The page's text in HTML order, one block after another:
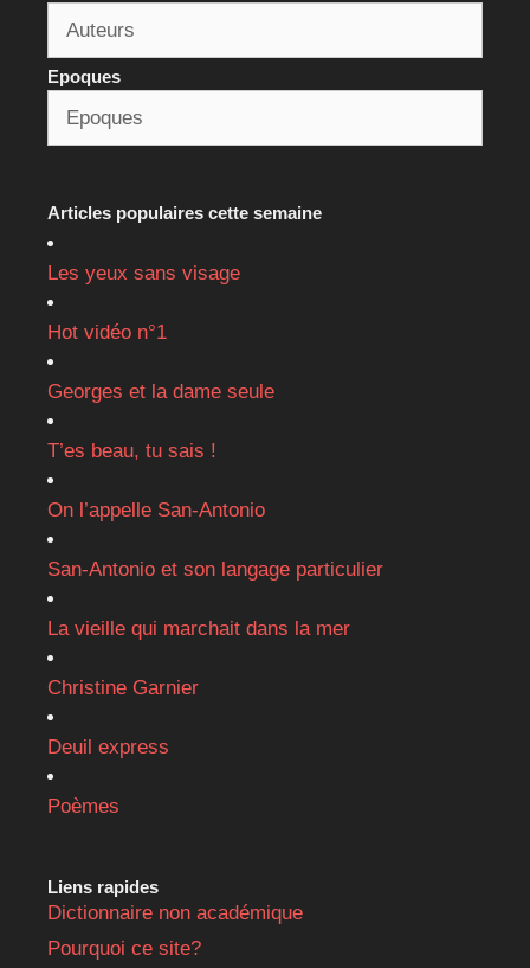
Epoques
Articles populaires cette semaine
Les yeux sans visage
Hot vidéo n°1
Georges et la dame seule
T’es beau, tu sais !
On l’appelle San-Antonio
San-Antonio et son langage particulier
La vieille qui marchait dans la mer
Christine Garnier
Deuil express
Poèmes
Liens rapides
Dictionnaire non académique
Pourquoi ce site?